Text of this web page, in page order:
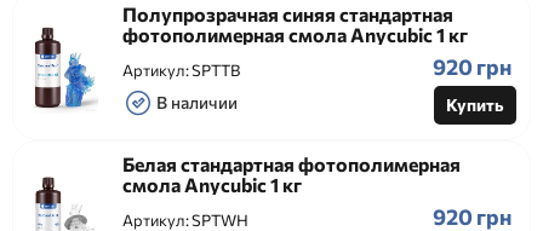
Полупрозрачная синяя стандартная
фотополимерная смола Anycubic 1 кг
Артикул:SPTTB
В наличии
920 грн
Купить
Белая стандартная фотополимерная
смола Anycubic 1 кг
Артикул:SPTWH 920 грн